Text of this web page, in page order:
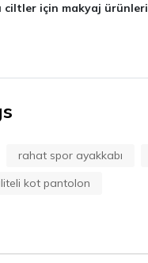
ciltler için makyaj ürünleri
rahat spor ayakkabı
kot pantolon